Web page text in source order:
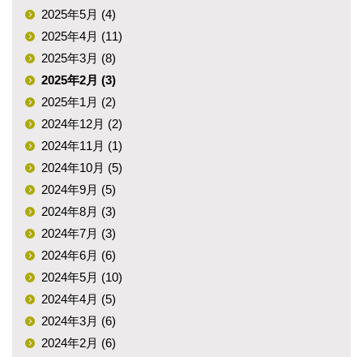
2025年5月 (4)
2025年4月 (11)
2025年3月 (8)
2025年2月 (3)
2025年1月 (2)
2024年12月 (2)
2024年11月 (1)
2024年10月 (5)
2024年9月 (5)
2024年8月 (3)
2024年7月 (3)
2024年6月 (6)
2024年5月 (10)
2024年4月 (5)
2024年3月 (6)
2024年2月 (6)